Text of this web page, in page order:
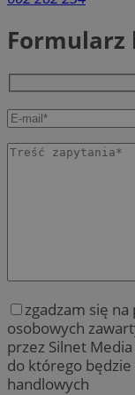
zgadzam się
osobowych
przez Silnet
do którego będzie
handlowych